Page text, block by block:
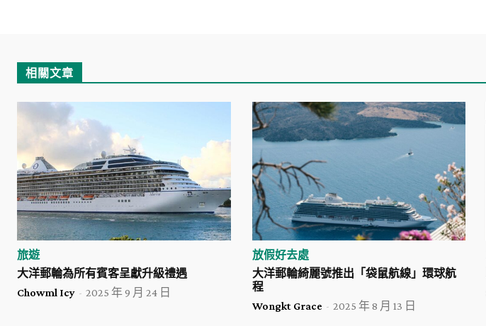
相關文章
旅遊
大洋郵輪為所有賓客呈獻升級禮遇
Chowml Icy - 2025 年 9 月 24 日
放假好去處
大洋郵輪綺麗號推出「袋鼠航線」環球航
程
Wongkt Grace - 2025 年 8 月 13 日